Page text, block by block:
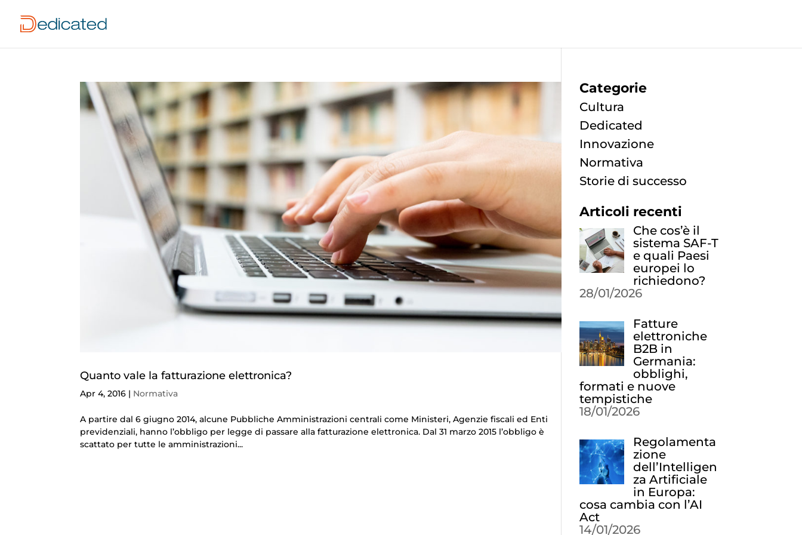
Quanto vale la fatturazione elettronica?
Apr 4, 2016 | Normativa
A partire dal 6 giugno 2014, alcune Pubbliche Amministrazioni centrali come Ministeri, Agenzie fiscali ed Enti
previdenziali, hanno l’obbligo per legge di passare alla fatturazione elettronica. Dal 31 marzo 2015 l’obbligo è
scattato per tutte le amministrazioni...
Categorie
Cultura
Dedicated
Innovazione
Normativa
Storie di successo
Articoli recenti
Che cos’è il
sistema SAF-T
e quali Paesi
europei lo
richiedono?
28/01/2026
Fatture
elettroniche
B2B in
Germania:
obblighi,
formati e nuove
tempistiche
18/01/2026
Regolamenta
zione
dell’Intelligen
za Artificiale
in Europa:
cosa cambia con l’AI
Act
14/01/2026